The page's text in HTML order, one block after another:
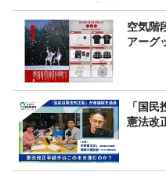
ば」』とは？【十割そば10
食べ比べ】
空気階
アーグ
「国
憲法改